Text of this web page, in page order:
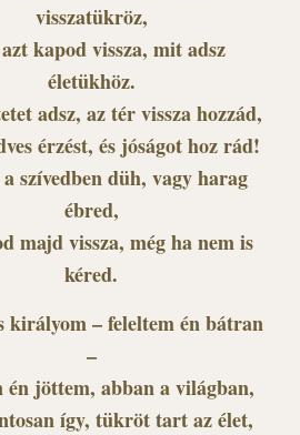
visszatükröz,
kapod vissza, mit adsz
életükhöz.
adsz, az tér vissza hozzád,
érzést, és jóságot hoz rád!
szívedben düh, vagy harag
ébred,
majd vissza, még ha nem is
kéred.
királyom – feleltem én bátran
–
én jöttem, abban a világban,
így, tükröt tart az élet,